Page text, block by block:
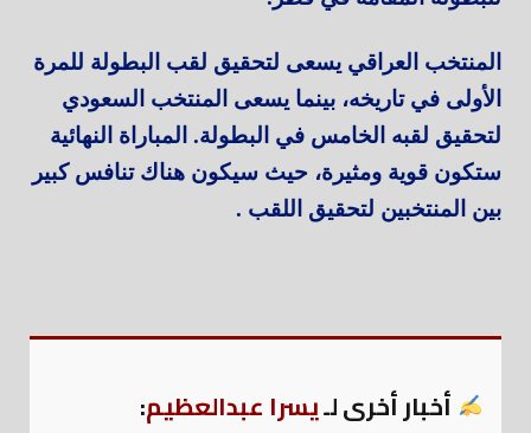
المنتخب العراقي يسعى لتحقيق لقب البطولة للمرة
الأولى في تاريخه، بينما يسعى المنتخب السعودي
لتحقيق لقبه الخامس في البطولة. المباراة النهائية
ستكون قوية ومثيرة، حيث سيكون هناك تنافس كبير
بين المنتخبين لتحقيق اللقب .
أخبار أخرى لـيسرا عبدالعظيم: